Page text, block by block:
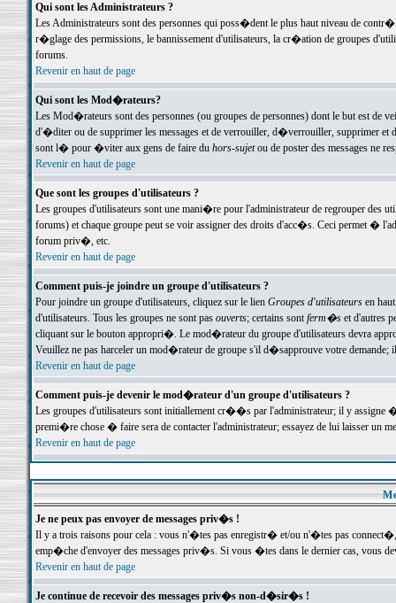
Qui sont les Administrateurs ?
Les Administrateurs sont des personnes qui poss�dent le plus haut niveau de
r�glage des permissions, le bannissement d'utilisateurs, la cr�ation de groupes
forums.
Revenir en haut de page
Qui sont les Mod�rateurs?
Les Mod�rateurs sont des personnes (ou groupes de personnes) dont le but est de
d'�diter ou de supprimer les messages et de verrouiller, d�verrouiller, supprimer
sont l� pour �viter aux gens de faire du hors-sujetou de poster des messages ne
Revenir en haut de page
Que sont les groupes d'utilisateurs ?
Les groupes d'utilisateurs sont une mani�re pour l'administrateur de regrouper des
forums) et chaque groupe peut se voir assigner des droits d'acc�s. Ceci permet
forum priv�, etc.
Revenir en haut de page
Comment puis-je joindre un groupe d'utilisateurs ?
Pour joindre un groupe d'utilisateurs, cliquez sur le lien Groupes d'utilisateursen haut
d'utilisateurs. Tous les groupes ne sont pas ouverts; certains sontferm�set d'autres
cliquant sur le bouton appropri�. Le mod�rateur du groupe d'utilisateurs devra
Veuillez ne pas harceler un mod�rateur de groupe s'il d�sapprouve votre demande;
Revenir en haut de page
Comment puis-je devenir le mod�rateur d'un groupe d'utilisateurs ?
Les groupes d'utilisateurs sont initiallement cr��s par l'administrateur; il y
premi�re chose � faire sera de contacter l'administrateur; essayez de lui laisser un
Revenir en haut de page
Je ne peux pas envoyer de messages priv�s !
Il y a trois raisons pour cela : vous n'�tes pas enregistr� et/ou n'�tes pas
emp�che d'envoyer des messages priv�s. Si vous �tes dans le dernier cas, vous
Revenir en haut de page
Je continue de recevoir des messages priv�s non-d�sir�s !